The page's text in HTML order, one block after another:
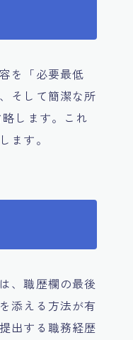
を「必要最低
そして簡潔な所
します。これ
ます。
、職歴欄の最後
添える方法が有
出する職務経歴